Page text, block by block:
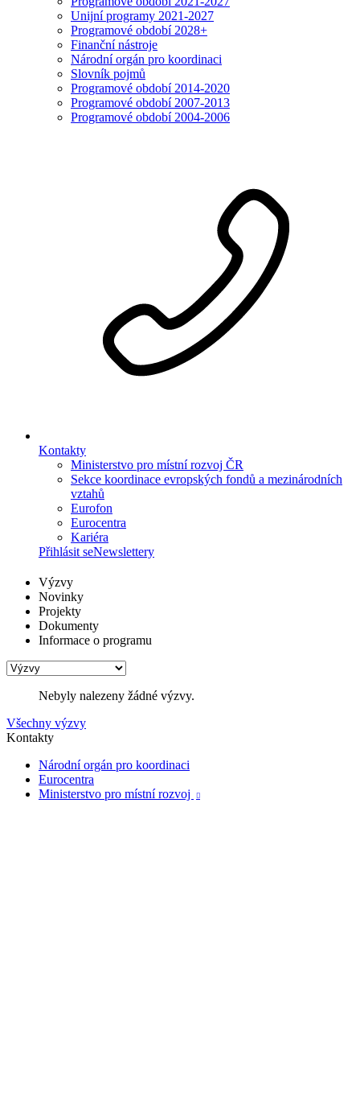
Unijní programy 2021-2027
Programové období 2028+
Finanční nástroje
Národní orgán pro koordinaci
Slovník pojmů
Programové období 2014-2020
Programové období 2007-2013
Programové období 2004-2006
Kontakty
Ministerstvo pro místní rozvoj ČR
Sekce koordinace evropských fondů a mezinárodních
vztahů
Eurofon
Eurocentra
Kariéra
Přihlásit seNewslettery
Výzvy
Novinky
Projekty
Dokumenty
Informace o programu
Nebyly nalezeny žádné výzvy.
Všechny výzvy
Kontakty
Národní orgán pro koordinaci
Eurocentra
Ministerstvo pro místní rozvoj
